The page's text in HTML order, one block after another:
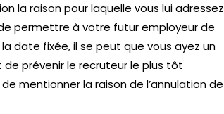
la raison pour laquelle vous lui adressez
permettre à votre futur employeur de
date fixée, il se peut que vous ayez un
prévenir le recruteur le plus tôt
mentionner la raison de l’annulation de